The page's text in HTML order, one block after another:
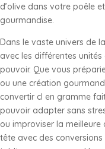
d’olive dans votre poêle
gourmandise.
Dans le vaste univers de
avec les différentes
pouvoir. Que vous
ou une création
convertir cl en gramme
pouvoir adapter sans
ou improviser la
tête avec des